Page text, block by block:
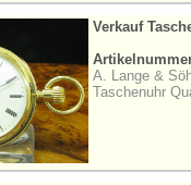
Verkauf
A. Lange &
Taschenuhr